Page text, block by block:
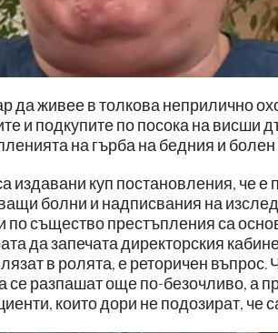
да живее в толкова неприлично
и подкупите по посока на висши
на гърба на бедния и
издавани куп постановления, че е
болни и надписвания на
по същество престъпления са
да запечата директорския
в ролята, е реторичен
разпашат още по-безочливо, а
които дори не подозират, че